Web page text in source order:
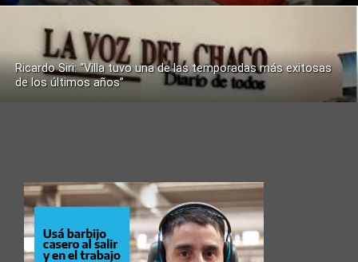
Ricardo Siri: “Villa tuvo una de las temporadas más exitosas
de los últimos años”